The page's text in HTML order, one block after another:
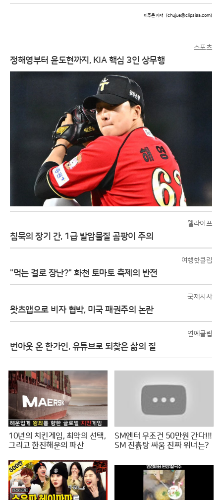
이주은 기자 (chujue@clipsisa.com)
스포츠
정해영부터 윤도현까지, KIA 핵심 3인 상무행
웰라이프
침묵의 장기 간, 1급 발암물질 곰팡이 주의
여행핫클립
"먹는 걸로 장난?" 화천 토마토 축제의 반전
국제시사
왓츠앱으로 비자 협박, 미국 패권주의 논란
연예클립
번아웃 온 한가인, 유튜브로 되찾은 삶의 질
10년의 치킨게임, 최악의 선택,
그리고 한진해운의 파산
SM엔터 무조건 50만원 간다!!!
SM 진흙탕 싸움 진짜 위너는?